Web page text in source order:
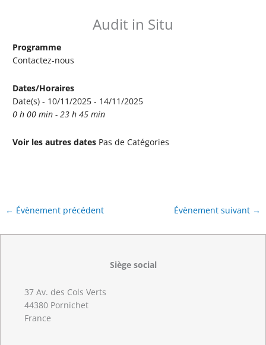
Audit in Situ
Programme
Contactez-nous
Dates/Horaires
Date(s) - 10/11/2025 - 14/11/2025
0 h 00 min - 23 h 45 min
Voir les autres dates Pas de Catégories
← Évènement précédent Évènement suivant →
Siège social
37 Av. des Cols Verts
44380 Pornichet
France